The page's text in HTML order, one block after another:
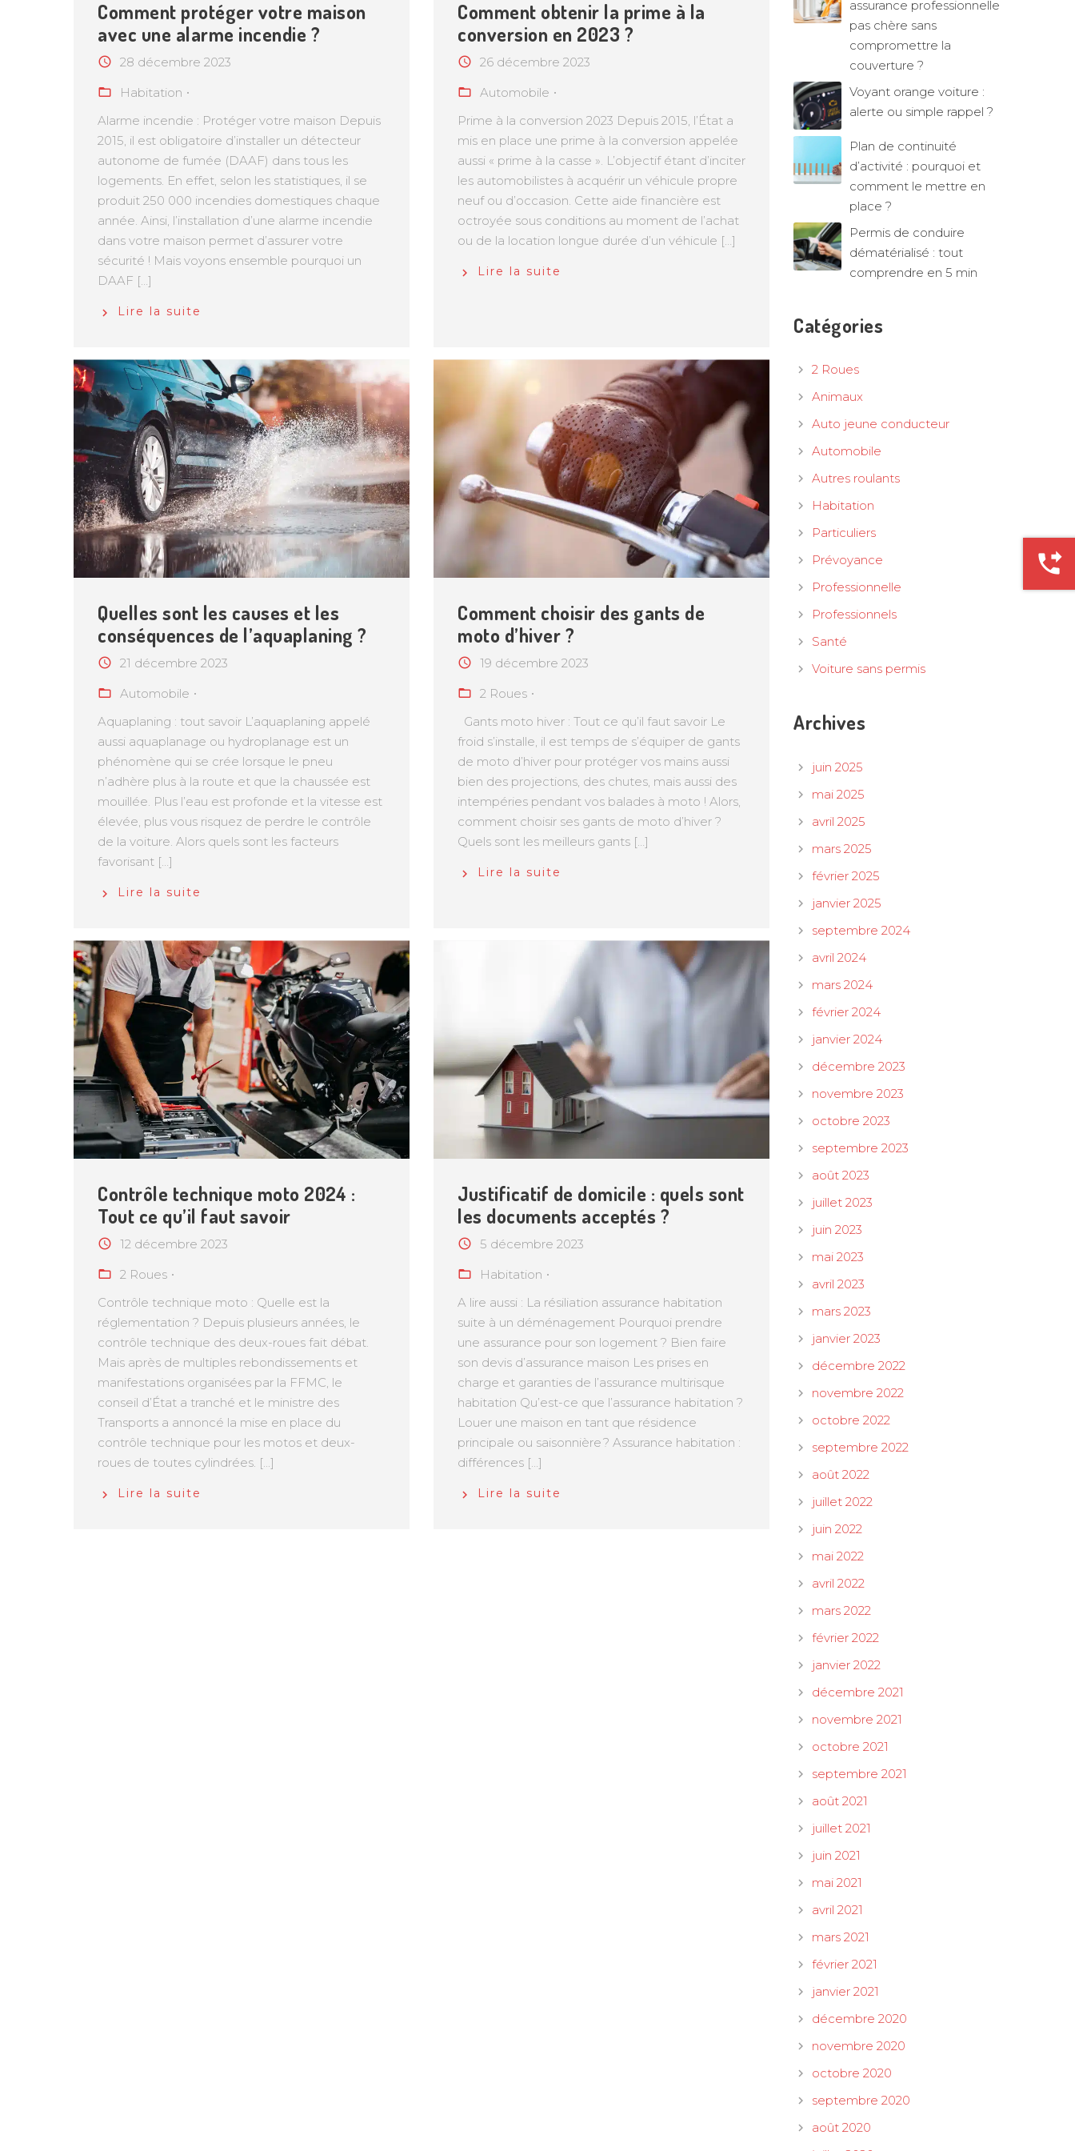
Comment protéger votre maison
avec une alarme incendie ?
28 décembre 2023
Habitation
Alarme incendie : Protéger votre maison Depuis
2015, il est obligatoire d’installer un détecteur
autonome de fumée (DAAF) dans tous les
logements. En effet, selon les statistiques, il se
produit 250 000 incendies domestiques chaque
année. Ainsi, l’installation d’une alarme incendie
dans votre maison permet d’assurer votre
sécurité ! Mais voyons ensemble pourquoi un
DAAF […]
Lire la suite
Comment obtenir la prime à la
conversion en 2023 ?
26 décembre 2023
Automobile
Prime à la conversion 2023 Depuis 2015, l’État a
mis en place une prime à la conversion appelée
aussi « prime à la casse ». L’objectif étant d’inciter
les automobilistes à acquérir un véhicule propre
neuf ou d’occasion. Cette aide financière est
octroyée sous conditions au moment de l’achat
ou de la location longue durée d’un véhicule […]
Lire la suite
Quelles sont les causes et les
conséquences de l’aquaplaning ?
21 décembre 2023
Automobile
Aquaplaning : tout savoir L’aquaplaning appelé
aussi aquaplanage ou hydroplanage est un
phénomène qui se crée lorsque le pneu
n’adhère plus à la route et que la chaussée est
mouillée. Plus l’eau est profonde et la vitesse est
élevée, plus vous risquez de perdre le contrôle
de la voiture. Alors quels sont les facteurs
favorisant […]
Lire la suite
Comment choisir des gants de
moto d’hiver ?
19 décembre 2023
2 Roues
Gants moto hiver : Tout ce qu’il faut savoir Le
froid s’installe, il est temps de s’équiper de gants
de moto d’hiver pour protéger vos mains aussi
bien des projections, des chutes, mais aussi des
intempéries pendant vos balades à moto ! Alors,
comment choisir ses gants de moto d’hiver ?
Quels sont les meilleurs gants […]
Lire la suite
Contrôle technique moto 2024 :
Tout ce qu’il faut savoir
12 décembre 2023
2 Roues
Contrôle technique moto : Quelle est la
réglementation ? Depuis plusieurs années, le
contrôle technique des deux-roues fait débat.
Mais après de multiples rebondissements et
manifestations organisées par la FFMC, le
conseil d’État a tranché et le ministre des
Transports a annoncé la mise en place du
contrôle technique pour les motos et deux-
roues de toutes cylindrées. [...]
Lire la suite
Justificatif de domicile : quels sont
les documents acceptés ?
5 décembre 2023
Habitation
A lire aussi : La résiliation assurance habitation
suite à un déménagement Pourquoi prendre
une assurance pour son logement ? Bien faire
son devis d’assurance maison Les prises en
charge et garanties de l’assurance multirisque
habitation Qu’est-ce que l’assurance habitation ?
Louer une maison en tant que résidence
principale ou saisonnière ? Assurance habitation :
différences […]
Lire la suite
assurance professionnelle
pas chère sans
compromettre la
couverture ?
Voyant orange voiture :
alerte ou simple rappel ?
Plan de continuité
d’activité : pourquoi et
comment le mettre en
place ?
Permis de conduire
dématérialisé : tout
comprendre en 5 min
Catégories
2 Roues
Animaux
Auto jeune conducteur
Automobile
Autres roulants
Habitation
Particuliers
Prévoyance
Professionnelle
Professionnels
Santé
Voiture sans permis
Archives
juin 2025
mai 2025
avril 2025
mars 2025
février 2025
janvier 2025
septembre 2024
avril 2024
mars 2024
février 2024
janvier 2024
décembre 2023
novembre 2023
octobre 2023
septembre 2023
août 2023
juillet 2023
juin 2023
mai 2023
avril 2023
mars 2023
janvier 2023
décembre 2022
novembre 2022
octobre 2022
septembre 2022
août 2022
juillet 2022
juin 2022
mai 2022
avril 2022
mars 2022
février 2022
janvier 2022
décembre 2021
novembre 2021
octobre 2021
septembre 2021
août 2021
juillet 2021
juin 2021
mai 2021
avril 2021
mars 2021
février 2021
janvier 2021
décembre 2020
novembre 2020
octobre 2020
septembre 2020
août 2020
phone_forwarded